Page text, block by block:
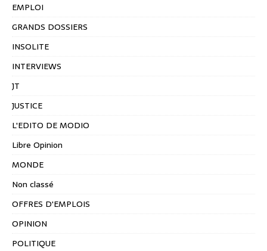
EMPLOI
GRANDS DOSSIERS
INSOLITE
INTERVIEWS
JT
JUSTICE
L'EDITO DE MODIO
Libre Opinion
MONDE
Non classé
OFFRES D'EMPLOIS
OPINION
POLITIQUE